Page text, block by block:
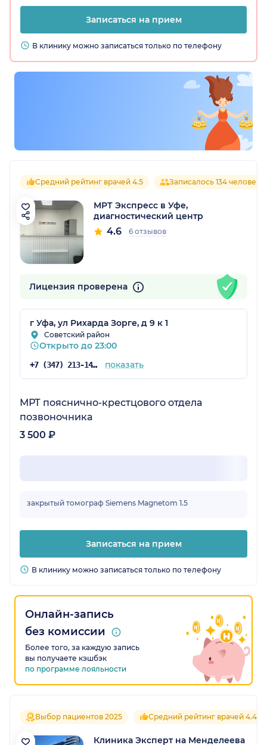
Записаться на прием
В клинику можно записаться только по телефону
Средний рейтинг врачей 4.5 Записалось 134 человека
МРТ Экспресс в Уфе,
диагностический центр
4.6 6 отзывов
Лицензия проверена
г Уфа, ул Рихарда Зорге, д 9 к 1
Советский район
Открыто до 23:00
+7 (347) 213-14-08 показать
МРТ пояснично-крестцового отдела
позвоночника
3 500 ₽
закрытый томограф Siemens Magnetom 1.5
Записаться на прием
В клинику можно записаться только по телефону
Онлайн-запись
без комиссии
Более того, за каждую запись
вы получаете кэшбэк
по программе лояльности
Выбор пациентов 2025 Средний рейтинг врачей 4.4
Клиника Эксперт на Менделеева